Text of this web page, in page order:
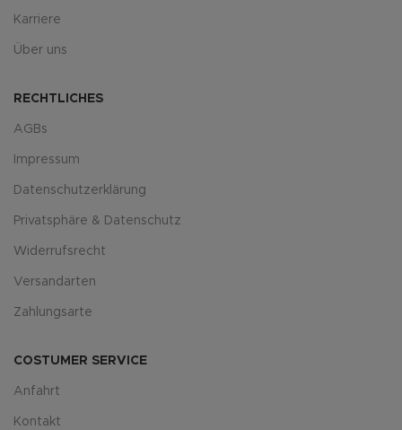
Karriere
Über uns
RECHTLICHES
AGBs
Impressum
Datenschutzerklärung
Privatsphäre & Datenschutz
Widerrufsrecht
Versandarten
Zahlungsarte
COSTUMER SERVICE
Anfahrt
Kontakt